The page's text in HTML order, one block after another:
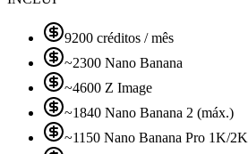
9200 créditos / mês
~2300 Nano Banana
~4600 Z Image
~1840 Nano Banana 2 (máx.)
~1150 Nano Banana Pro 1K/2K